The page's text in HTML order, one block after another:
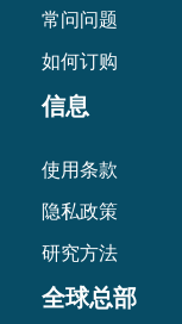
常问问题
如何订购
信息
使用条款
隐私政策
研究方法
全球总部